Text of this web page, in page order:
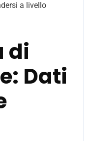
a livello
di
Dati